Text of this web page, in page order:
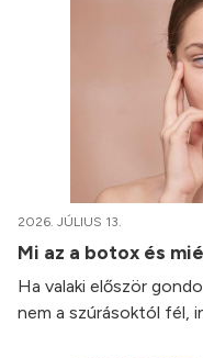
2026. JÚLIUS 13.
Mi az a botox és
Ha valaki először
nem a szúrásoktól fél,